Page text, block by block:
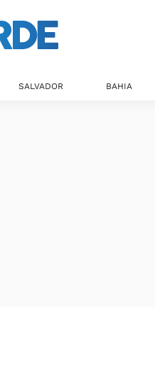
SALVADOR BAHIA